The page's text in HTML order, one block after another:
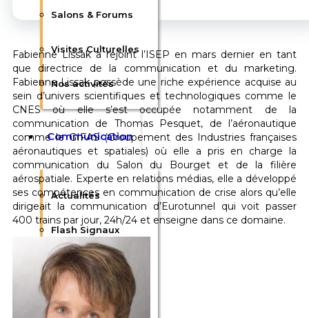
Salons & Forums
Visites Culturelles
Nos activités
Communication
Actualités
Flash Signaux
Plaquette
Nous contacter
Fabienne Lissak a rejoint l’ISEP en mars dernier en tant
que directrice de la communication et du marketing.
Fabienne Lissak possède une riche expérience acquise au
sein d’univers scientifiques et technologiques comme le
CNES où elle s’est occupée notamment de la
communication de Thomas Pesquet, de l’aéronautique
comme le GIFAS (Groupement des Industries françaises
aéronautiques et spatiales) où elle a pris en charge la
communication du Salon du Bourget et de la filière
aérospatiale. Experte en relations médias, elle a développé
ses compétences en communication de crise alors qu’elle
dirigeait la communication d’Eurotunnel qui voit passer
400 trains par jour, 24h/24 et enseigne dans ce domaine.